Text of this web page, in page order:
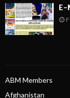
E-
ABM Members
Afghanistan